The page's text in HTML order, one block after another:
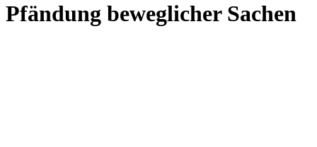
Pfändung beweglicher Sachen